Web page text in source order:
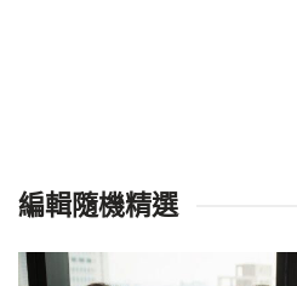
編輯隨機精選